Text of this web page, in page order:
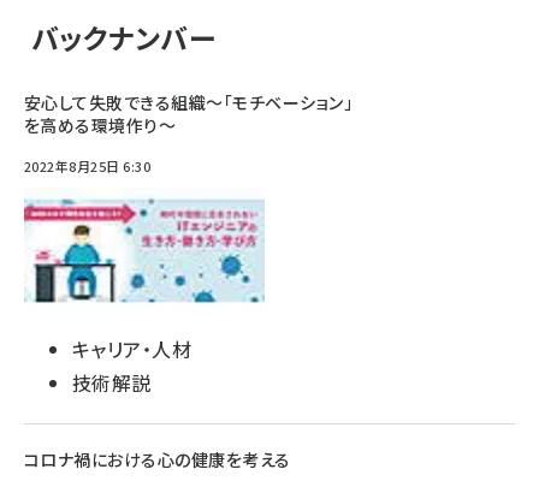
バックナンバー
安心して失敗できる組織〜「モチベーション」
を高める環境作り〜
2022年8月25日 6:30
キャリア・人材
技術解説
コロナ禍における心の健康を考える